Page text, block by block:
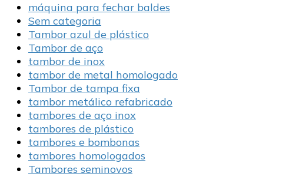
máquina para fechar baldes
Sem categoria
Tambor azul de plástico
Tambor de aço
tambor de inox
tambor de metal homologado
Tambor de tampa fixa
tambor metálico refabricado
tambores de aço inox
tambores de plástico
tambores e bombonas
tambores homologados
Tambores seminovos